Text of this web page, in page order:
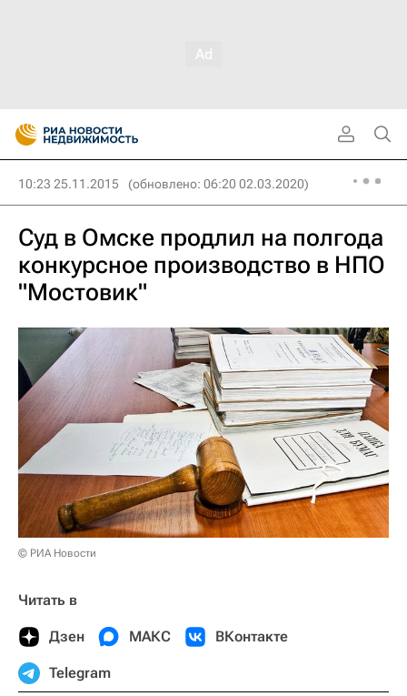
10:23 25.11.2015 (обновлено: 06:20 02.03.2020)
Суд в Омске продлил на полгода
конкурсное производство в НПО
"Мостовик"
© РИА Новости
Читать в
Дзен МАКС ВКонтакте
Telegram